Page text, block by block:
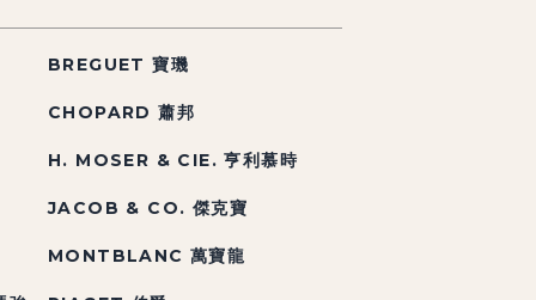
BREGUET 寶璣
CHOPARD 蕭邦
H. MOSER & CIE. 亨利慕時
JACOB & CO. 傑克寶
MONTBLANC 萬寶龍